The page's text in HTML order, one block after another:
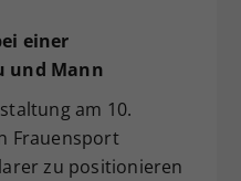
einer
und Mann
am 10.
Frauensport
zu positionieren